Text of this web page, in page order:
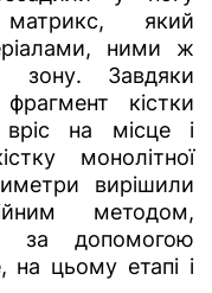
матрикс, який
ними ж
зону. Завдяки
кістки
на місце і
монолітної
вирішили
методом,
за допомогою
на цьому етапі і